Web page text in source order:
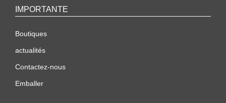
IMPORTANTE
Boutiques
actualités
Contactez-nous
Emballer